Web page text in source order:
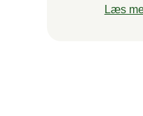
Læs